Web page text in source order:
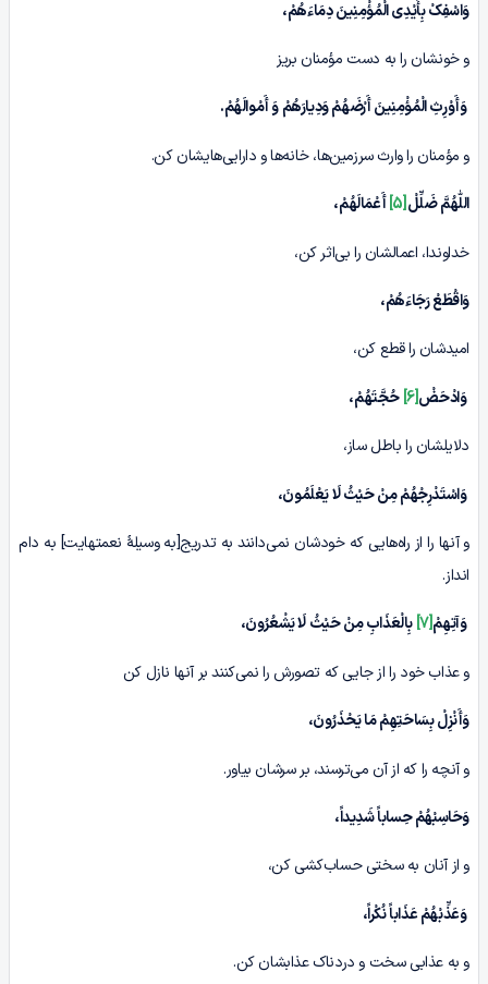
وَاسْفِکْ بِأَیْدِی الْمُؤْمِنِینَ دِمَاءَهُمْ،
و خونشان را به دست مؤمنان بریز
وَأَوْرِثِ الْمُؤْمِنِینَ‏ أَرْضَهُمْ وَدِیارَهُمْ وَ أَمْوالَهُمْ.
و مؤمنان را وارث سرزمین‌ها، خانه‌ها و دارایی‌هایشان کن.
اللّٰهُمَّ ضَلِّلْ[5] أَعْمَالَهُمْ،
خداوندا، اعمالشان را بی‌اثر کن،
وَاقْطَعْ رَجَاءَهُمْ،
امیدشان را قطع کن،
وَادْحَضْ[6] حُجَّتَهُمْ،
دلایلشان را باطل ساز،
وَاسْتَدْرِجْهُمْ‏ مِنْ حَیْثُ لَا یَعْلَمُونَ،‏
و آنها را از راه‌هایی که خودشان نمی‌دانند به تدریج[به وسیلۀ نعمتهایت] به دام
انداز.
وَآتِهِمْ[7] بِالْعَذَابِ‏ مِنْ حَیْثُ لَا یَشْعُرُونَ،‏
و عذاب خود را از جایی که تصورش را نمی‌کنند بر آنها نازل کن
وَأَنْزِلْ بِسَاحَتِهِمْ مَا یَحْذَرُونَ،
و آنچه را که از آن می‌ترسند، بر سرشان بیاور.
وَحَاسِبْهُمْ‏ حِساباً شَدِیداً،
و از آنان به سختی حساب‌کشی کن،
وَعَذِّبْهُمْ‏ عَذَاباً نُکْراً،
و به عذابی سخت و دردناک عذابشان کن.